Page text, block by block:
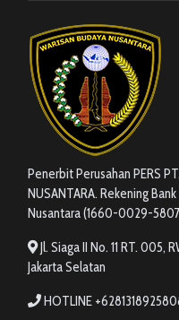
Penerbit Perusahan PERS
NUSANTARA. Rekening
Nusantara (1660-0029-
Jl. Siaga II No. 11 RT. 005,
Jakarta Selatan
HOTLINE